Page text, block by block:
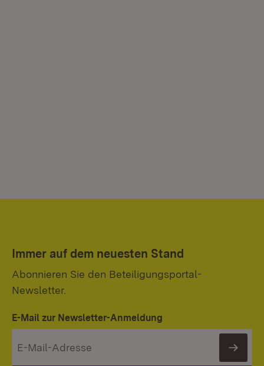
Immer auf dem neuesten Stand
Abonnieren Sie den Beteiligungsportal-
Newsletter.
E-Mail zur Newsletter-Anmeldung